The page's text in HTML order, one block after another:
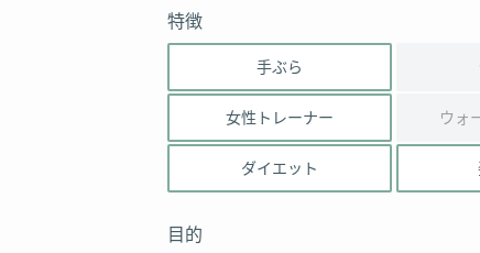
特徴
手ぶら
女性トレーナー ウォ
ダイエット
目的